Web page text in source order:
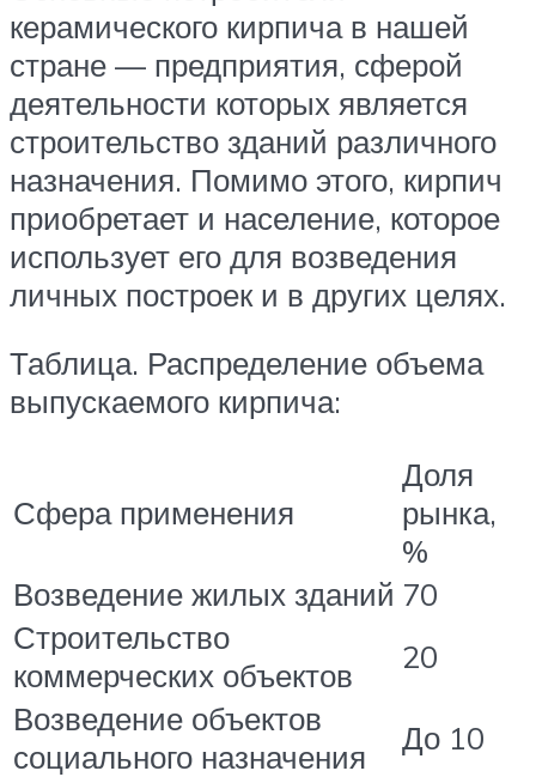
керамического кирпича в нашей
стране — предприятия, сферой
деятельности которых является
строительство зданий различного
назначения. Помимо этого, кирпич
приобретает и население, которое
использует его для возведения
личных построек и в других целях.
Таблица. Распределение объема
выпускаемого кирпича:
Сфера применения
Доля
рынка,
%
Возведение жилых зданий 70
Строительство
коммерческих объектов
20
Возведение объектов
социального назначения
До 10